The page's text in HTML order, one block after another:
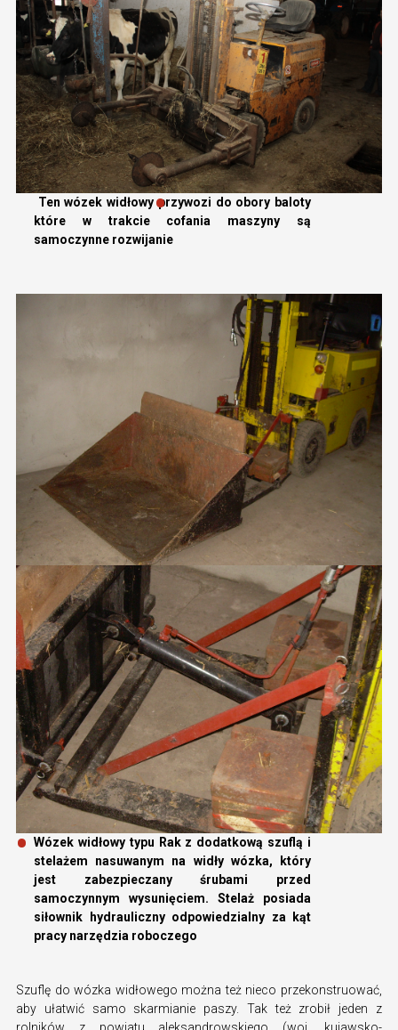
Ten wózek widłowy przywozi do obory baloty
które w trakcie cofania maszyny są
samoczynne rozwijanie
Wózek widłowy typu Rak z dodatkową szuflą i
stelażem nasuwanym na widły wózka, który
jest zabezpieczany śrubami przed
samoczynnym wysunięciem. Stelaż posiada
siłownik hydrauliczny odpowiedzialny za kąt
pracy narzędzia roboczego
Szuflę do wózka widłowego można też nieco przekonstruować,
aby ułatwić samo skarmianie paszy. Tak też zrobił jeden z
rolników z powiatu aleksandrowskiego (woj. kujawsko-